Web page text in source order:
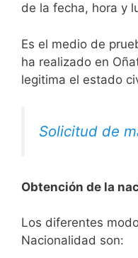
de la fecha, hora y
Es el medio de
ha realizado en
legitima el estado
Solicitud de
Obtención de la
​​​Los diferentes
Nacionalidad son: